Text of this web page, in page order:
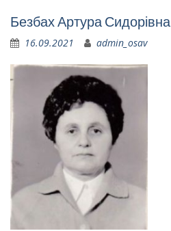
Безбах Артура Сидорівна
16.09.2021 admin_osav